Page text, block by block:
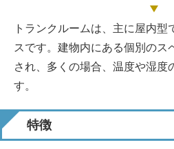
トランクルームは、主に屋内型
スです。建物内にある個別のス
され、多くの場合、温度や湿度
す。
特徴